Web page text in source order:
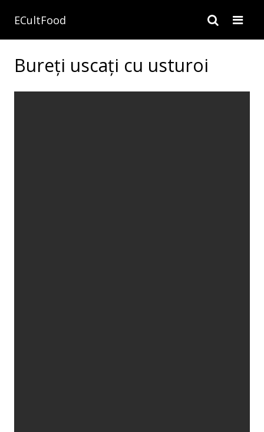
ECultFood
Bureți uscați cu usturoi